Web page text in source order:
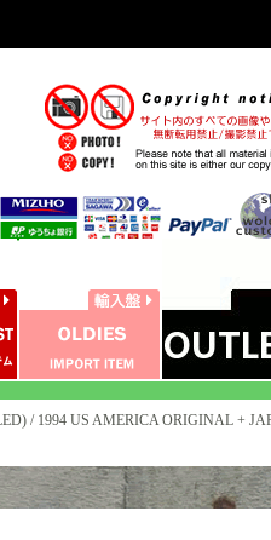
/ 1994 US AMERICA ORIGINAL +